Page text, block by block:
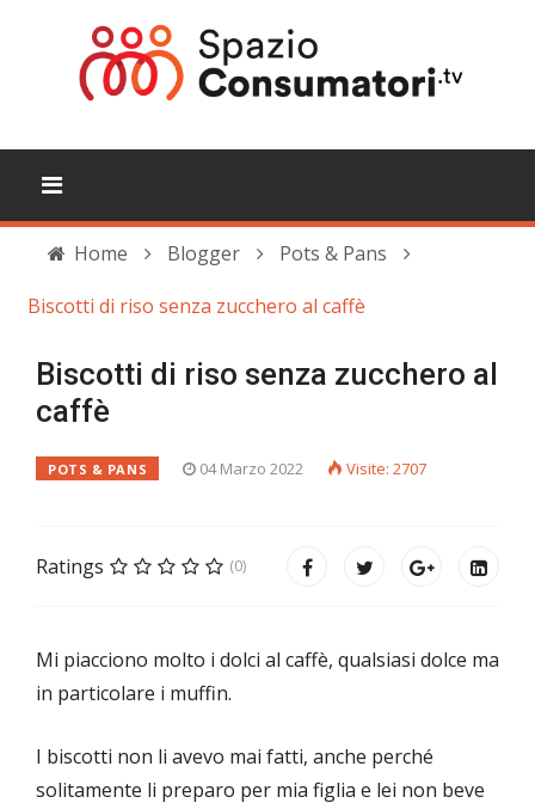
Home Blogger
Pots & Pans
Biscotti di riso senza zucchero al caffè
Biscotti di riso senza zucchero al
caffè
POTS & PANS 04 Marzo 2022 Visite: 2707
Ratings (0)
Mi piacciono molto i dolci al caffè, qualsiasi dolce ma
in particolare i muffin.
I biscotti non li avevo mai fatti, anche perché
solitamente li preparo per mia figlia e lei non beve